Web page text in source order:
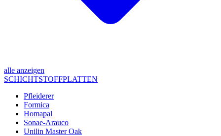
alle anzeigen
SCHICHTSTOFFPLATTEN
Pfleiderer
Formica
Homapal
Sonae-Arauco
Unilin Master Oak